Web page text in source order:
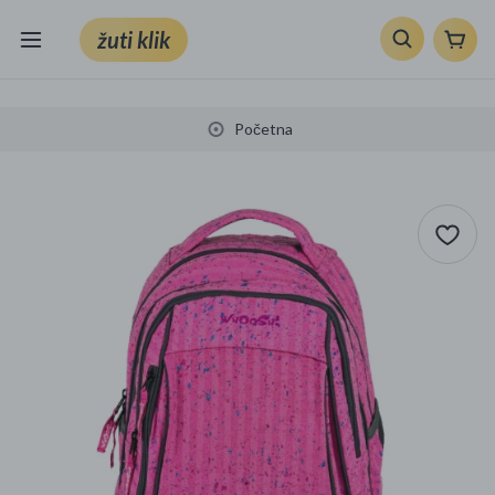
žuti klik
Mobiteli, računala i elektronika
TV, audio i foto
VRT I ALATI
Klik supermarket
Sport i slobodno vrijeme
Ljepota i zdravlje
Početna